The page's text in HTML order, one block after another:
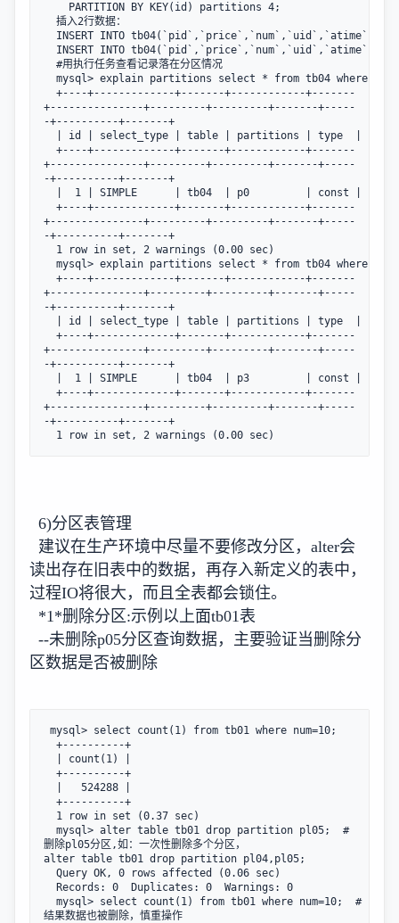
PARTITION BY KEY(id) partitions 4;
插入2行数据：
INSERT INTO tb04(`pid`,`price`,`num`,`uid`,`atime`)
INSERT INTO tb04(`pid`,`price`,`num`,`uid`,`atime`)
#用执行任务查看记录落在分区情况
mysql> explain partitions select * from tb04 where
+----+-------------+-------+------------+-------
+---------------+---------+---------+-------+-----
-+----------+-------+
| id | select_type | table | partitions | type  |
+----+-------------+-------+------------+-------
+---------------+---------+---------+-------+-----
-+----------+-------+
|  1 | SIMPLE      | tb04  | p0         | const |
+----+-------------+-------+------------+-------
+---------------+---------+---------+-------+-----
-+----------+-------+
1 row in set, 2 warnings (0.00 sec)
mysql> explain partitions select * from tb04 where
+----+-------------+-------+------------+-------
+---------------+---------+---------+-------+-----
-+----------+-------+
| id | select_type | table | partitions | type  |
+----+-------------+-------+------------+-------
+---------------+---------+---------+-------+-----
-+----------+-------+
|  1 | SIMPLE      | tb04  | p3         | const |
+----+-------------+-------+------------+-------
+---------------+---------+---------+-------+-----
-+----------+-------+
1 row in set, 2 warnings (0.00 sec)
6)分区表管理
建议在生产环境中尽量不要修改分区，alter会
读出存在旧表中的数据，再存入新定义的表中，
过程IO将很大，而且全表都会锁住。
*1*删除分区:示例以上面tb01表
--未删除p05分区查询数据，主要验证当删除分
区数据是否被删除
mysql> select count(1) from tb01 where num=10;
+----------+
| count(1) |
+----------+
|   524288 |
+----------+
1 row in set (0.37 sec)
mysql> alter table tb01 drop partition pl05;  #
删除pl05分区,如：一次性删除多个分区，
alter table tb01 drop partition pl04,pl05;
Query OK, 0 rows affected (0.06 sec)
Records: 0  Duplicates: 0  Warnings: 0
mysql> select count(1) from tb01 where num=10;  #
结果数据也被删除，慎重操作